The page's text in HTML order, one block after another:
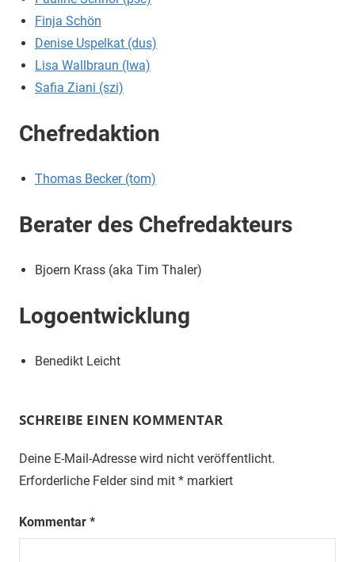
Finja Schön
Denise Uspelkat (dus)
Lisa Wallbraun (lwa)
Safia Ziani (szi)
Chefredaktion
Thomas Becker (tom)
Berater des Chefredakteurs
Bjoern Krass (aka Tim Thaler)
Logoentwicklung
Benedikt Leicht
SCHREIBE EINEN KOMMENTAR
Deine E-Mail-Adresse wird nicht veröffentlicht.
Erforderliche Felder sind mit * markiert
Kommentar *